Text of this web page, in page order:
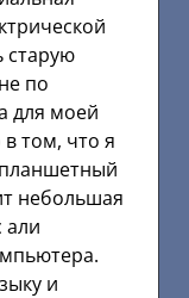
старую
по
для моей
том, что я
небольшая
али
и